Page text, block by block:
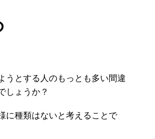
うとする人のもっとも多い間違
しょうか？
に種類はないと考えることで